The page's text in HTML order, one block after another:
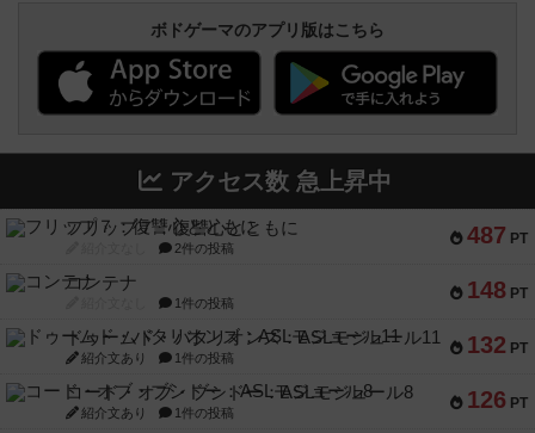
ボドゲーマのアプリ版はこちら
アクセス数 急上昇中
487 PT
フリップ７：復讐心とともに
2件の投稿
148 PT
コンテナ
1件の投稿
132 PT
ドゥームド・バタリオンズ：ASLモジュール11
紹介文あり 1件の投稿
126 PT
コード・オブ・ブシドー：ASLモジュール8
紹介文あり 1件の投稿